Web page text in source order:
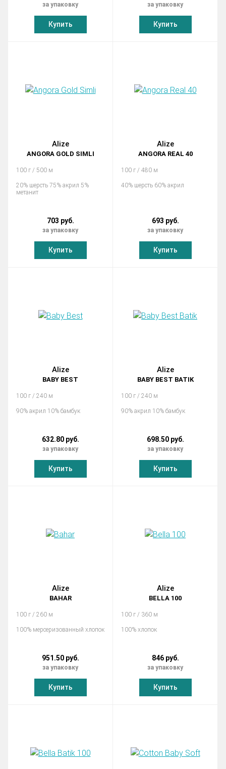
за упаковку
Купить
за упаковку
Купить
Alize
ANGORA GOLD SIMLI
100 г / 500 м
20% шерсть 75% акрил 5%
метанит
703 руб.
за упаковку
Купить
Alize
ANGORA REAL 40
100 г / 480 м
40% шерсть 60% акрил
693 руб.
за упаковку
Купить
Alize
BABY BEST
100 г / 240 м
90% акрил 10% бамбук
632.80 руб.
за упаковку
Купить
Alize
BABY BEST BATIK
100 г / 240 м
90% акрил 10% бамбук
698.50 руб.
за упаковку
Купить
Alize
BAHAR
100 г / 260 м
100% мерсеризованный хлопок
951.50 руб.
за упаковку
Купить
Alize
BELLA 100
100 г / 360 м
100% хлопок
846 руб.
за упаковку
Купить